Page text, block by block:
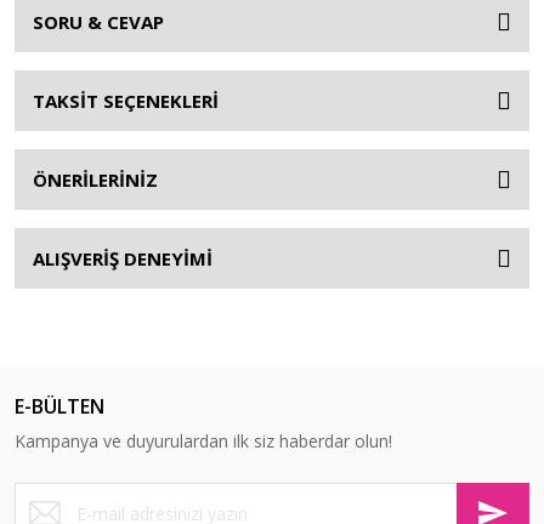
SORU & CEVAP
TAKSİT SEÇENEKLERİ
ÖNERİLERİNİZ
ALIŞVERİŞ DENEYİMİ
E-BÜLTEN
Kampanya ve duyurulardan ilk siz haberdar olun!